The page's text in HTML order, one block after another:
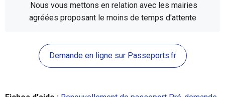
Nous vous mettons en relation avec les mairies
agréées proposant le moins de temps d'attente
Demande en ligne sur Passeports.fr